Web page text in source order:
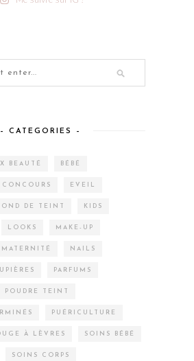
– CATEGORIES –
BEAUTÉ BÉBÉ
CONCOURS EVEIL
DE TEINT KIDS
LOOKS MAKE-UP
MATERNITÉ NAILS
PARFUMS
POUDRE TEINT
PUÉRICULTURE
À LÈVRES SOINS BÉBÉ
SOINS CORPS